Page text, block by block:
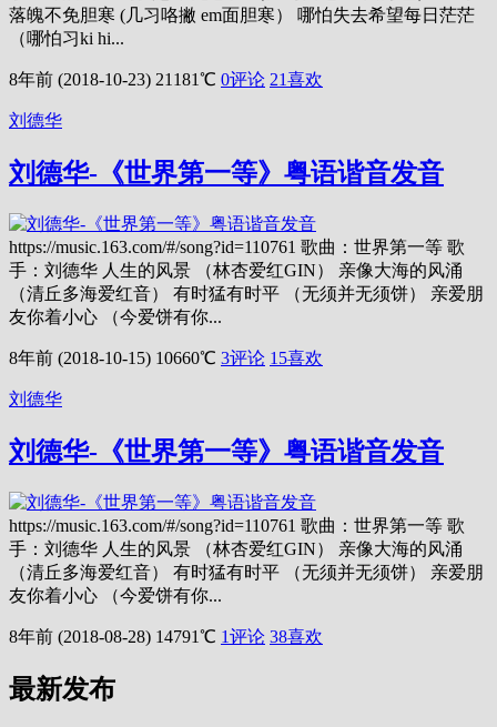
落魄不免胆寒 (几习咯撇 em面胆寒） 哪怕失去希望每日茫茫
（哪怕习ki hi...
8年前 (2018-10-23) 21181℃ 0评论 21喜欢
刘德华
刘德华-《世界第一等》粤语谐音发音
https://music.163.com/#/song?id=110761 歌曲：世界第一等 歌
手：刘德华 人生的风景 （林杏爱红GIN） 亲像大海的风涌
（清丘多海爱红音） 有时猛有时平 （无须并无须饼） 亲爱朋
友你着小心 （今爱饼有你...
8年前 (2018-10-15) 10660℃ 3评论 15喜欢
刘德华
刘德华-《世界第一等》粤语谐音发音
https://music.163.com/#/song?id=110761 歌曲：世界第一等 歌
手：刘德华 人生的风景 （林杏爱红GIN） 亲像大海的风涌
（清丘多海爱红音） 有时猛有时平 （无须并无须饼） 亲爱朋
友你着小心 （今爱饼有你...
8年前 (2018-08-28) 14791℃ 1评论 38喜欢
最新发布